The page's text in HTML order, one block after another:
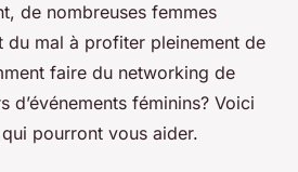
de nombreuses femmes
du mal à profiter pleinement de
faire du networking de
d’événements féminins? Voici
pourront vous aider.